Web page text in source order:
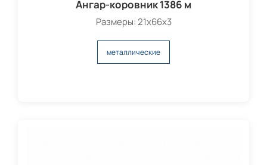
Ангар-коровник 1386 м
Размеры: 21х66х3
металлические